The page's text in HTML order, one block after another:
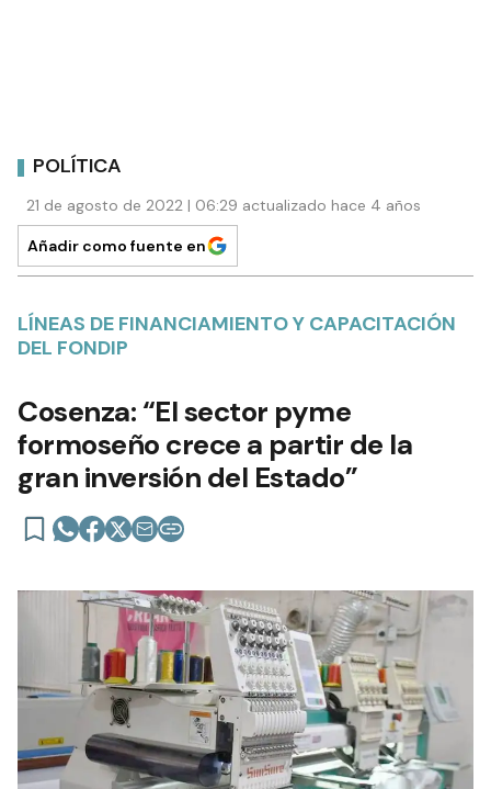
POLÍTICA
21 de agosto de 2022 | 06:29 actualizado hace 4 años
Añadir como fuente en
LÍNEAS DE FINANCIAMIENTO Y CAPACITACIÓN
DEL FONDIP
Cosenza: “El sector pyme
formoseño crece a partir de la
gran inversión del Estado”